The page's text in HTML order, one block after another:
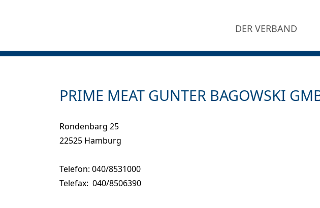
DER VERBAND
PRIME MEAT GUNTER BAGOWSKI
Rondenbarg 25
22525 Hamburg
Telefon: 040/8531000
Telefax: 040/8506390